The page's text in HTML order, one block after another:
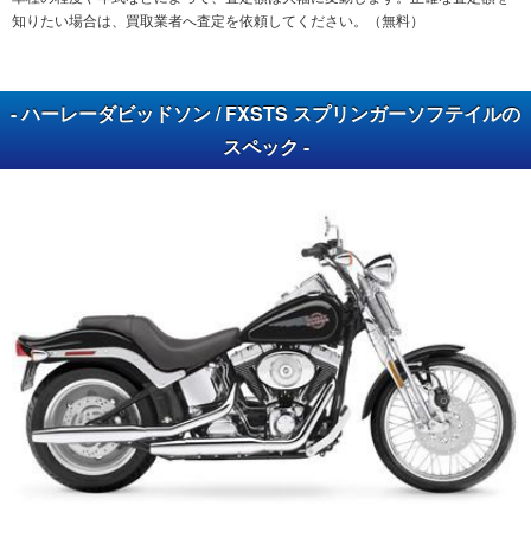
知りたい場合は、買取業者へ査定を依頼してください。（無料）
- ハーレーダビッドソン / FXSTS スプリンガーソフテイルの
スペック -